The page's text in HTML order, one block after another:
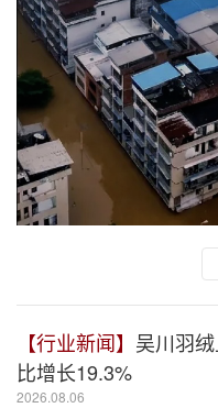
【行业新闻】 吴川羽
比增长19.3%
2026.08.06